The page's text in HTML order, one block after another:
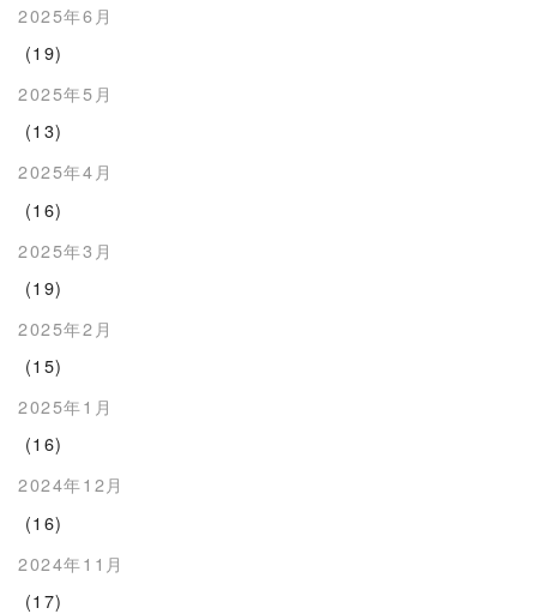
2025年6月
(19)
2025年5月
(13)
2025年4月
(16)
2025年3月
(19)
2025年2月
(15)
2025年1月
(16)
2024年12月
(16)
2024年11月
(17)